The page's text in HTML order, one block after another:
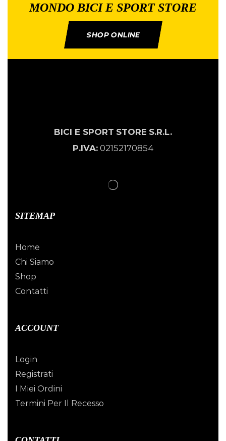
MONDO BICI E SPORT STORE
SHOP ONLINE
BICI E SPORT STORE S.R.L.
P.IVA:02152170854
SITEMAP
Home
Chi Siamo
Shop
Contatti
ACCOUNT
Login
Registrati
I Miei Ordini
Termini Per Il Recesso